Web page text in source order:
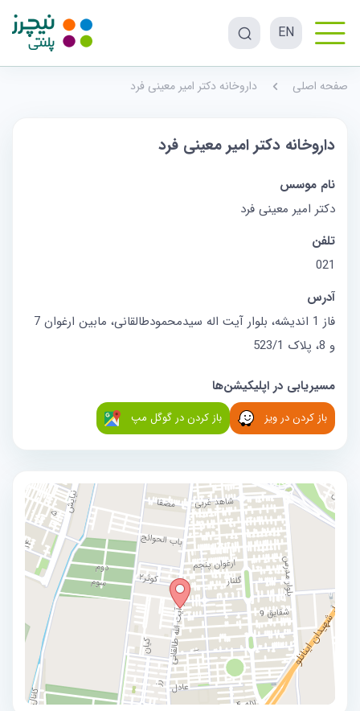
EN
صفحه اصلی داروخانه دکتر امیر معینی فرد
داروخانه دکتر امیر معینی فرد
نام موسس
دکتر امیر معینی فرد
تلفن
021
آدرس
فاز 1 اندیشه، بلوار آیت اله سیدمحمودطالقانی، مابین ارغوان 7
و 8، پلاک 523/1
مسیریابی در اپلیکیشن‌ها
باز کردن در ویز باز کردن در گوگل مپ